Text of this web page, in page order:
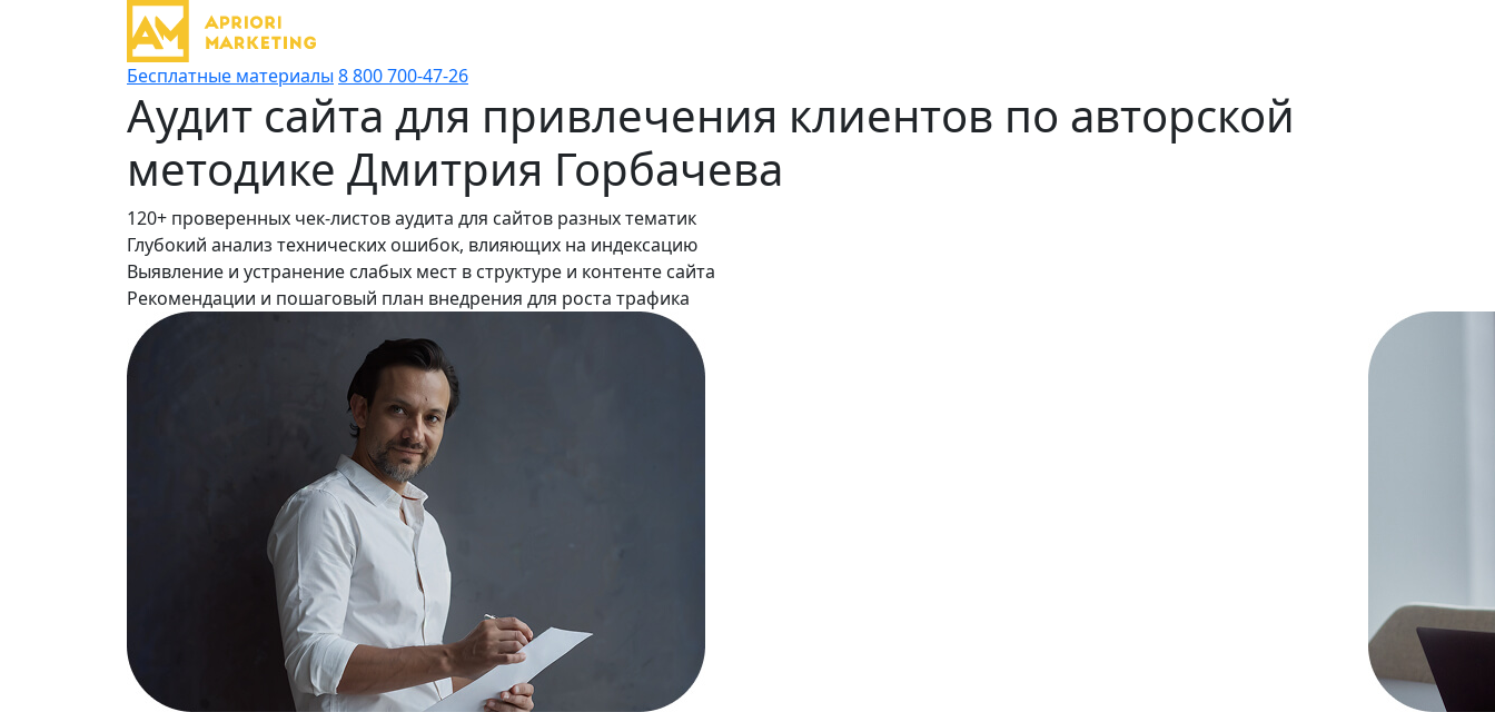
Бесплатные материалы 8 800 700-47-26
Аудит сайта для привлечения клиентов по авторской
методике Дмитрия Горбачева
120+ проверенных чек-листов аудита для сайтов разных тематик
Глубокий анализ технических ошибок, влияющих на индексацию
Выявление и устранение слабых мест в структуре и контенте сайта
Рекомендации и пошаговый план внедрения для роста трафика